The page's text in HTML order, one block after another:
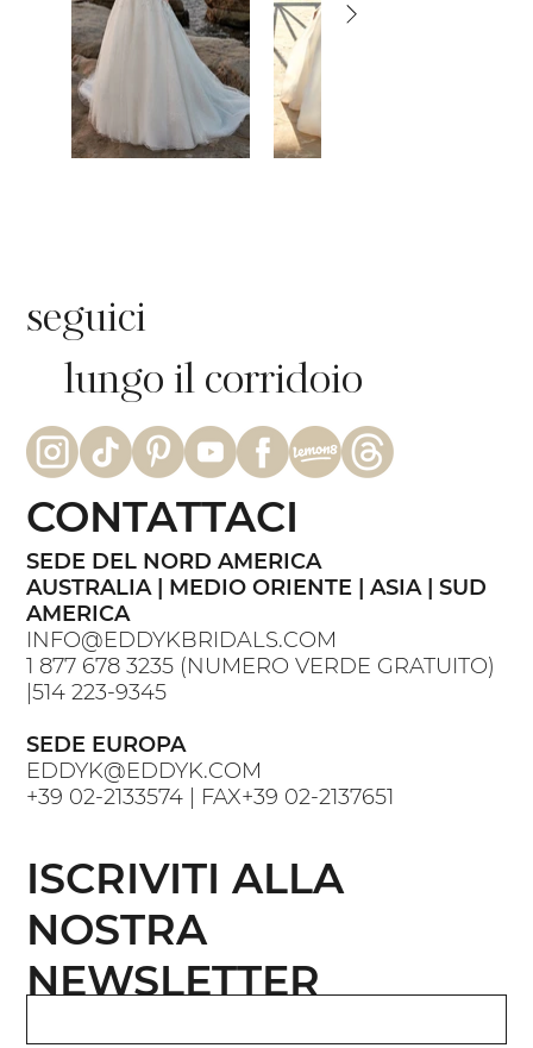
seguici
lungo il corridoio
SEDE DEL NORD AMERICA
AUSTRALIA | MEDIO ORIENTE | ASIA | SUD
AMERICA
INFO@EDDYKBRIDALS.COM
1 877 678 3235 (NUMERO VERDE GRATUITO)
|514 223-9345
SEDE EUROPA
EDDYK@EDDYK.COM
+39 02-2133574 | FAX+39 02-2137651
CONTATTACI
ISCRIVITI ALLA
NOSTRA
NEWSLETTER